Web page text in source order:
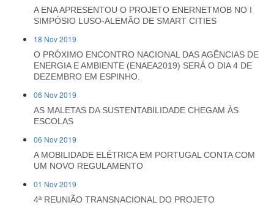
A ENA APRESENTOU O PROJETO ENERNETMOB NO I
SIMPÓSIO LUSO-ALEMÃO DE SMART CITIES
18 Nov 2019
O PRÓXIMO ENCONTRO NACIONAL DAS AGÊNCIAS DE
ENERGIA E AMBIENTE (ENAEA2019) SERÁ O DIA 4 DE
DEZEMBRO EM ESPINHO.
06 Nov 2019
AS MALETAS DA SUSTENTABILIDADE CHEGAM ÀS
ESCOLAS
06 Nov 2019
A MOBILIDADE ELÉTRICA EM PORTUGAL CONTA COM
UM NOVO REGULAMENTO
01 Nov 2019
4ª REUNIÃO TRANSNACIONAL DO PROJETO